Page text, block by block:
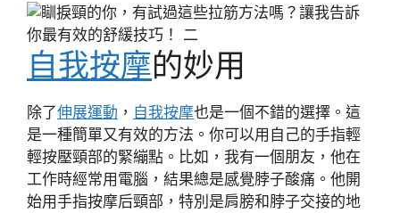
自我按摩的妙用
除了伸展運動 ， 自我按摩也是一個不錯的選擇。這
是一種簡單又有效的方法。你可以用自己的手指輕
輕按壓頸部的緊繃點。比如，我有一個朋友，他在
工作時經常用電腦，結果總是感覺脖子酸痛。他開
始用手指按摩后頸部，特別是肩膀和脖子交接的地